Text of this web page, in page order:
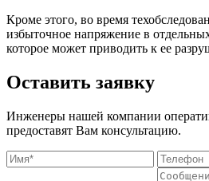
Кроме этого, во время
избыточное напряжение в
которое может приводить к ее
Оставить заявку
Инженеры нашей компании
предоставят Вам консультацию.